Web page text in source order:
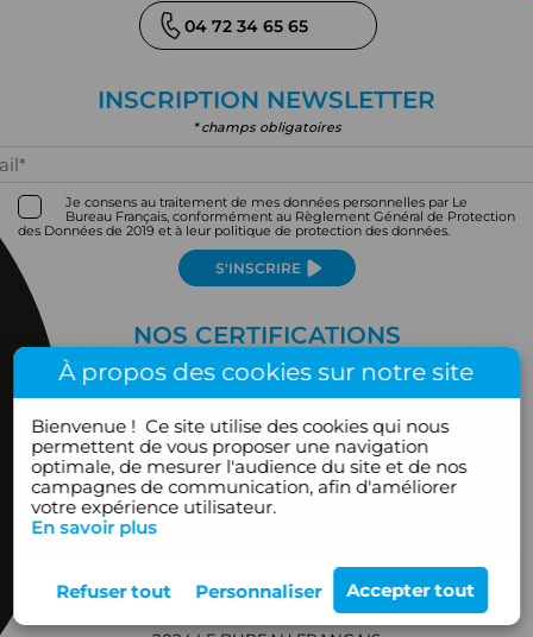
04 72 34 65 65
INSCRIPTION NEWSLETTER
* champs obligatoires
Je consens au traitement de mes données personnelles par Le
Bureau Français, conformément au Règlement Général de Protection
des Données de 2019 et à leur politique de protection des données.
S'INSCRIRE
NOS CERTIFICATIONS
À propos des cookies sur notre site
Bienvenue !Ce site utilise des cookies qui nous
permettent de vous proposer une navigation
optimale, de mesurer l'audience du site et de nos
campagnes de communication, afin d'améliorer
votre expérience utilisateur.
En savoir plus